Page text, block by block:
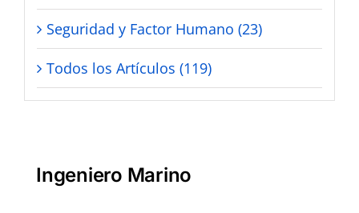
Seguridad y Factor Humano (23)
Todos los Artículos (119)
Ingeniero Marino